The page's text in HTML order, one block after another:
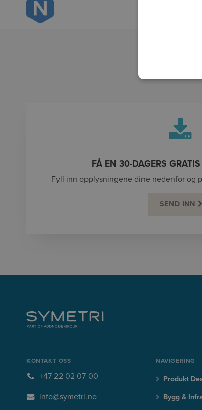
FÅ EN 30-DAGERS
Fyll inn opplysningene dine nedenfor og
SEND INN
KONTAKT OSS
+47 22 02 07 00
info@symetri.no
NAVIGERING
Produkt
Bygg &